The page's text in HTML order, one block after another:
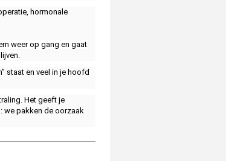
hormonale
weer op gang en gaat
staat en veel in je hoofd
Het geeft je
we pakken de oorzaak